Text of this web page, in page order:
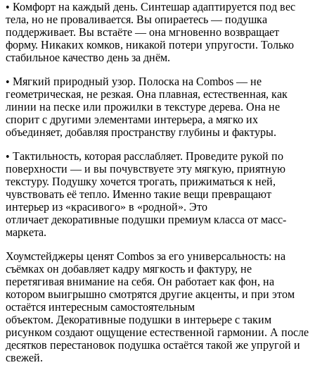
• Комфорт на каждый день. Синтешар адаптируется под вес
тела, но не проваливается. Вы опираетесь — подушка
поддерживает. Вы встаёте — она мгновенно возвращает
форму. Никаких комков, никакой потери упругости. Только
стабильное качество день за днём.
• Мягкий природный узор. Полоска на Combos — не
геометрическая, не резкая. Она плавная, естественная, как
линии на песке или прожилки в текстуре дерева. Она не
спорит с другими элементами интерьера, а мягко их
объединяет, добавляя пространству глубины и фактуры.
• Тактильность, которая расслабляет. Проведите рукой по
поверхности — и вы почувствуете эту мягкую, приятную
текстуру. Подушку хочется трогать, прижиматься к ней,
чувствовать её тепло. Именно такие вещи превращают
интерьер из «красивого» в «родной». Это
отличает декоративные подушки премиум класса от масс-
маркета.
Хоумстейджеры ценят Combos за его универсальность: на
съёмках он добавляет кадру мягкость и фактуру, не
перетягивая внимание на себя. Он работает как фон, на
котором выигрышно смотрятся другие акценты, и при этом
остаётся интересным самостоятельным
объектом. Декоративные подушки в интерьере с таким
рисунком создают ощущение естественной гармонии. А после
десятков перестановок подушка остаётся такой же упругой и
свежей.